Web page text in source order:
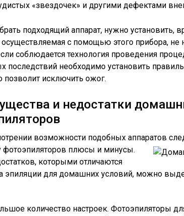
«звездочек» и другими дефектами
подходящий аппарат, нужно установить,
с помощью этого прибора, не
соблюдается технология проведения
последствий необходимо установить
позволит исключить ожог.
и недостатки
возможности подобных аппаратов
фотоэпиляторов плюсы и минусы.
которыми отличаются
эпиляции для домашних условий, можно
количество настроек. Фотоэпиляторы